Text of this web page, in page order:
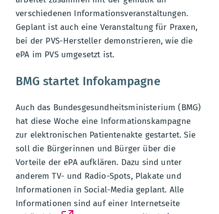
verschiedenen Informationsveranstaltungen.
Geplant ist auch eine Veranstaltung für Praxen,
bei der PVS-Hersteller demonstrieren, wie die
ePA im PVS umgesetzt ist.
BMG startet Infokampagne
Auch das Bundesgesundheitsministerium (BMG)
hat diese Woche eine Informationskampagne
zur elektronischen Patientenakte gestartet. Sie
soll die Bürgerinnen und Bürger über die
Vorteile der ePA aufklären. Dazu sind unter
anderem TV- und Radio-Spots, Plakate und
Informationen in Social-Media geplant. Alle
Informationen sind auf einer Internetseite